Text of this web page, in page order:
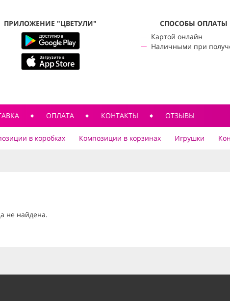
ПРИЛОЖЕНИЕ "ЦВЕТУЛИ"
CПОСОБЫ ОПЛАТЫ
Картой онлайн
Наличными при
ОПЛАТА КОНТАКТЫ ОТЗЫВЫ
в коробках Композиции в корзинах Игрушки
не найдена.